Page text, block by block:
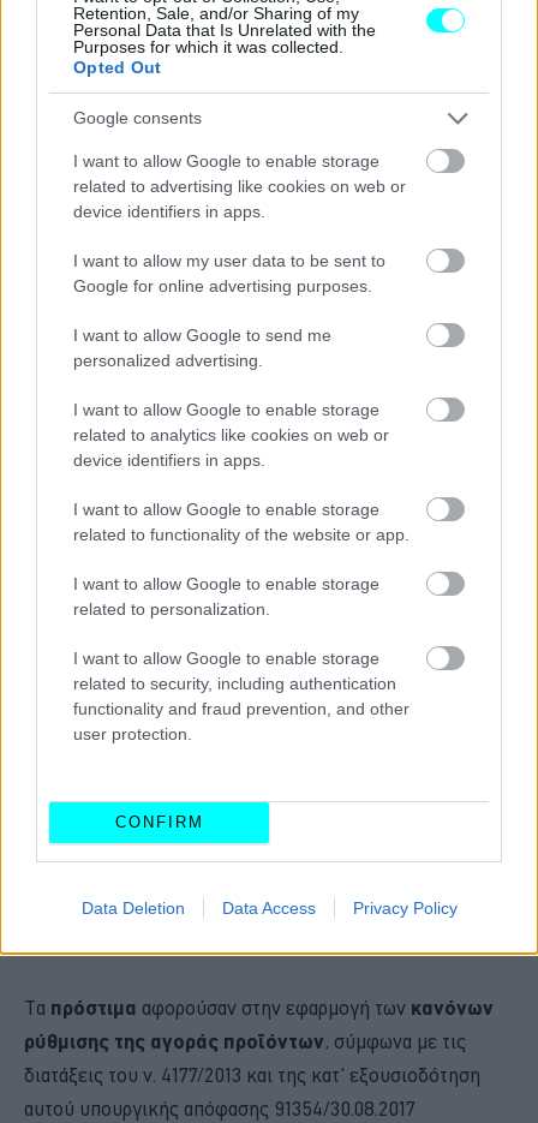
Retention, Sale, and/or Sharing of my
Personal Data that Is Unrelated with the
Purposes for which it was collected.
Opted Out
Google consents
I want to allow Google to enable storage
related to advertising like cookies on web or
device identifiers in apps.
I want to allow my user data to be sent to
Google for online advertising purposes.
I want to allow Google to send me
personalized advertising.
I want to allow Google to enable storage
related to analytics like cookies on web or
device identifiers in apps.
I want to allow Google to enable storage
related to functionality of the website or app.
I want to allow Google to enable storage
related to personalization.
I want to allow Google to enable storage
related to security, including authentication
functionality and fraud prevention, and other
user protection.
CONFIRM
Data Deletion Data Access Privacy Policy
Υπενθυμίζεται ότι ηΔΙΜΕΑτον Μάιο επέβαλε πρόστιμα
συνολικού ύψους163.00 ευρώ μετά από ελέγχους σε
όλη τη χώρα.
Σύμφωνα με τις βεβαιώσεις προστίμων, για τον
προηγούμενο μήνα από τηΔΙΜΕΑ
αλλά σε δύο περιπτώσεις επιβλήθηκαν πρόστιμα ύψους
Τα πρόστιμα αφορούσαν στην εφαρμογή των κανόνων
ρύθμισης της αγοράς προϊόντων, σύμφωνα με τις
διατάξεις του ν. 4177/2013 και της κατ' εξουσιοδότηση
αυτού υπουργικής απόφασης 91354/30.08.2017